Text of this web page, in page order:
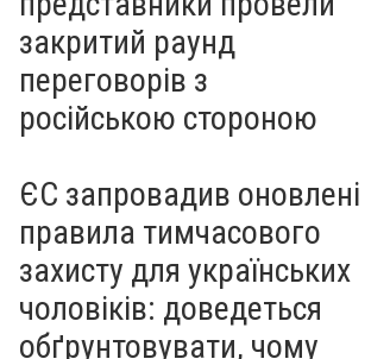
закритий раунд
переговорів з
російською стороною
ЄС запровадив оновлені
правила тимчасового
захисту для українських
чоловіків: доведеться
обґрунтовувати, чому